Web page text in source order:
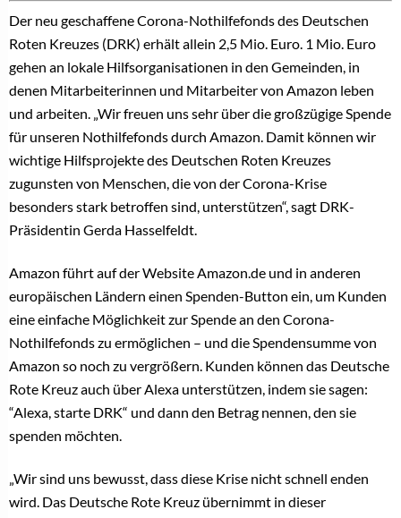
Der neu geschaffene Corona-Nothilfefonds des Deutschen
Roten Kreuzes (DRK) erhält allein 2,5 Mio. Euro. 1 Mio. Euro
gehen an lokale Hilfsorganisationen in den Gemeinden, in
denen Mitarbeiterinnen und Mitarbeiter von Amazon leben
und arbeiten. „Wir freuen uns sehr über die großzügige Spende
für unseren Nothilfefonds durch Amazon. Damit können wir
wichtige Hilfsprojekte des Deutschen Roten Kreuzes
zugunsten von Menschen, die von der Corona-Krise
besonders stark betroffen sind, unterstützen“, sagt DRK-
Präsidentin Gerda Hasselfeldt.
Amazon führt auf der Website Amazon.de und in anderen
europäischen Ländern einen Spenden-Button ein, um Kunden
eine einfache Möglichkeit zur Spende an den Corona-
Nothilfefonds zu ermöglichen – und die Spendensumme von
Amazon so noch zu vergrößern. Kunden können das Deutsche
Rote Kreuz auch über Alexa unterstützen, indem sie sagen:
“Alexa, starte DRK“ und dann den Betrag nennen, den sie
spenden möchten.
„Wir sind uns bewusst, dass diese Krise nicht schnell enden
wird. Das Deutsche Rote Kreuz übernimmt in dieser